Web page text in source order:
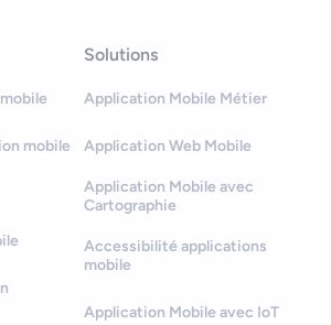
mobile
Solutions
Application Mobile Métier
Application Web Mobile
Application Mobile avec
Cartographie
Accessibilité applications
mobile
Application Mobile avec IoT